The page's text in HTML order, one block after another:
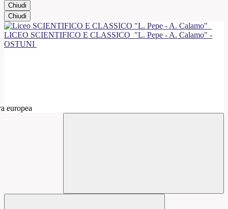
Chiudi
Chiudi
LICEO SCIENTIFICO E CLASSICO "L. Pepe - A. Calamo" -
OSTUNI